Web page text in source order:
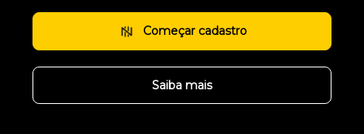
Começar cadastro
Saiba mais